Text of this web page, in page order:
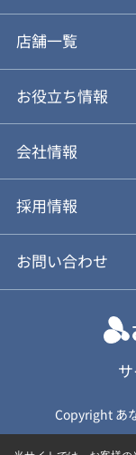
あなぶきの買取
仲介と買取のメ
動画やパンフレ
購入の流れ
購入前も後も安
お気に入り
店舗一覧
お役立ち情報
不動産Q&A
アルファジャーナ
会社情報
会社概要
スタッフ紹介
個人情報保護方針
カスタマーハラ
保険募集（勧誘
採用情報
新卒採用について
キャリア採用につ
応募に関する個
お問い合わせ
Copyright あ